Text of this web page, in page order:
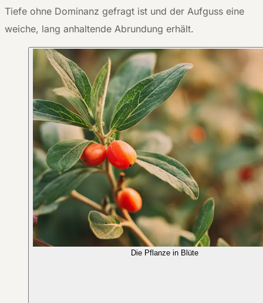
Tiefe ohne Dominanz gefragt ist und der Aufguss eine
weiche, lang anhaltende Abrundung erhält.
Die Pflanze in Blüte